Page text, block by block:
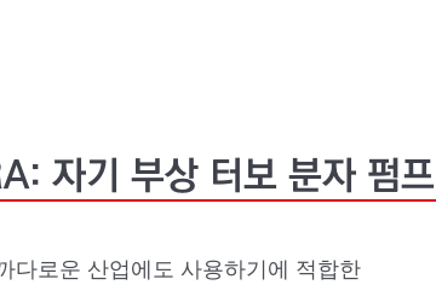
자기 부상 터보분자 펌프
다로운 산업에도 사용하기에 적합한